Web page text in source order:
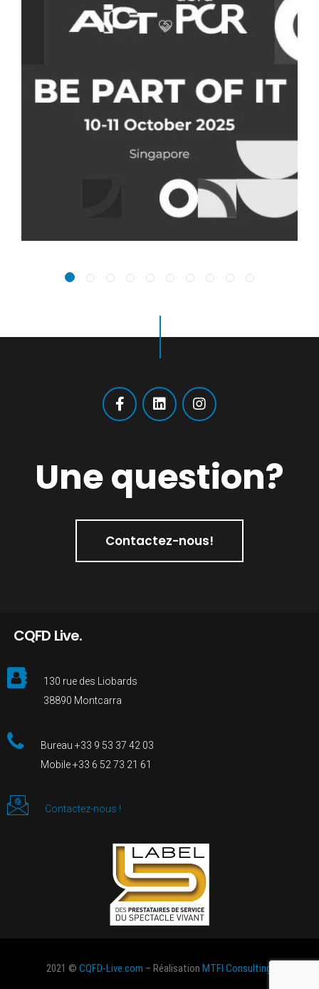
Une question?
Contactez-nous!
CQFD Live.
130 rue des Liobards
38890 Montcarra
Bureau +33 9 53 37 42 03
Mobile +33 6 52 73 21 61
Contactez-nous !
2021 © CQFD-Live.com – Réalisation MTFI Consulting